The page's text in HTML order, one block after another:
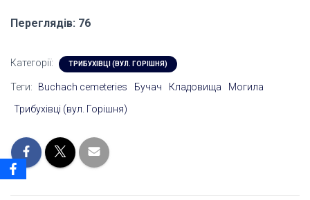
Переглядів: 76
Категорії: ТРИБУХІВЦІ (ВУЛ. ГОРІШНЯ)
Теги: Buchach cemeteries Бучач Кладовища
Могила
Трибухівці (вул. Горішня)